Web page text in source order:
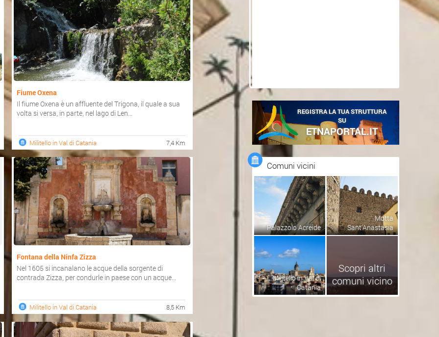
Fiume Oxena
Il fiume Oxena è un affluente del Trigona, il quale a sua
volta si versa, in parte, nel lago di Len...
Militello in Val di Catania 7,4 Km
Fontana della Ninfa Zizza
Nel 1605 si incanalano le acque della sorgente di
contrada Zizza, per condurle in paese con un acque...
Militello in Val di Catania 8,5 Km
REGISTRA LA TUA STRUTTURA
SU
ETNAPORTAL.IT
Comuni vicini
Palazzolo Acreide
Motta
Sant'Anastasia
Militello in Val di
Catania
Scopri altri
comuni vicino